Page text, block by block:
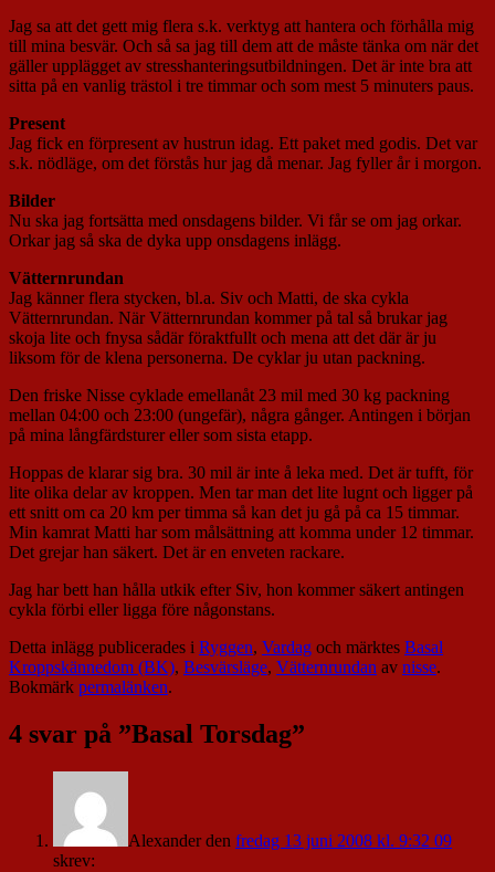
Jag sa att det gett mig flera s.k. verktyg att hantera och förhålla mig
till mina besvär. Och så sa jag till dem att de måste tänka om när det
gäller upplägget av stresshanteringsutbildningen. Det är inte bra att
sitta på en vanlig trästol i tre timmar och som mest 5 minuters paus.
Present
Jag fick en förpresent av hustrun idag. Ett paket med godis. Det var
s.k. nödläge, om det förstås hur jag då menar. Jag fyller år i morgon.
Bilder
Nu ska jag fortsätta med onsdagens bilder. Vi får se om jag orkar.
Orkar jag så ska de dyka upp onsdagens inlägg.
Vätternrundan
Jag känner flera stycken, bl.a. Siv och Matti, de ska cykla
Vätternrundan. När Vätternrundan kommer på tal så brukar jag
skoja lite och fnysa sådär föraktfullt och mena att det där är ju
liksom för de klena personerna. De cyklar ju utan packning.
Den friske Nisse cyklade emellanåt 23 mil med 30 kg packning
mellan 04:00 och 23:00 (ungefär), några gånger. Antingen i början
på mina långfärdsturer eller som sista etapp.
Hoppas de klarar sig bra. 30 mil är inte å leka med. Det är tufft, för
lite olika delar av kroppen. Men tar man det lite lugnt och ligger på
ett snitt om ca 20 km per timma så kan det ju gå på ca 15 timmar.
Min kamrat Matti har som målsättning att komma under 12 timmar.
Det grejar han säkert. Det är en enveten rackare.
Jag har bett han hålla utkik efter Siv, hon kommer säkert antingen
cykla förbi eller ligga före någonstans.
Detta inlägg publicerades i Ryggen, Vardag och märktes Basal
Kroppskännedom (BK), Besvärsläge, Vätternrundan av nisse.
Bokmärk permalänken.
4 svar på ”Basal Torsdag”
Alexanderden fredag 13 juni 2008 kl. 9:32 09
skrev: